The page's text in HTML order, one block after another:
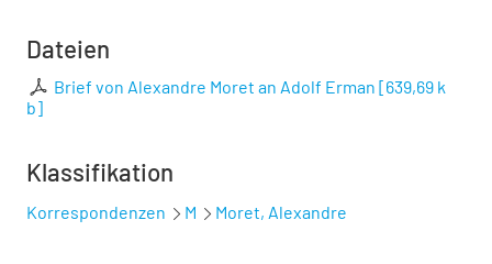
Dateien
Brief von Alexandre Moret an Adolf Erman [639,69 k
b]
Klassifikation
Korrespondenzen M Moret, Alexandre